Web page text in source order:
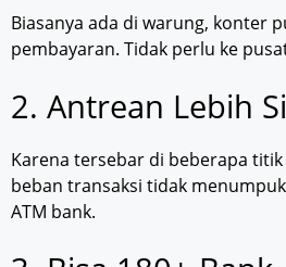
Biasanya ada di warung, konter
pembayaran. Tidak perlu ke
2. Antrean Lebih
Karena tersebar di beberapa
beban transaksi tidak
ATM bank.